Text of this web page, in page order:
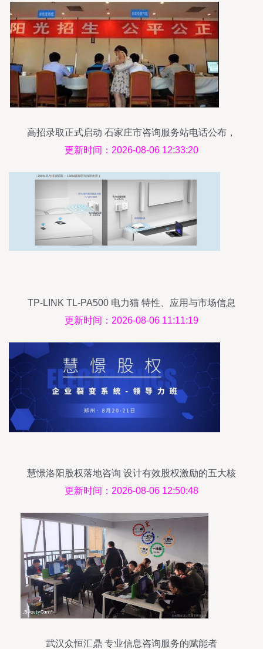
高招录取正式启动 石家庄市咨询服务站电话公布，
助力考生获取关键信息
更新时间：2026-08-06 12:33:20
TP-LINK TL-PA500 电力猫 特性、应用与市场信息
解析
更新时间：2026-08-06 11:11:19
慧憬洛阳股权落地咨询 设计有效股权激励的五大核
心方法
更新时间：2026-08-06 12:50:48
武汉众恒汇鼎 专业信息咨询服务的赋能者